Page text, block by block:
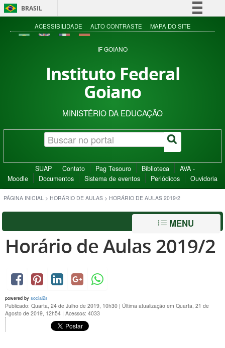
BRASIL
Simplifique!
Acesso à informação
ACESSIBILIDADE ALTO CONTRASTE MAPA DO SITE
IF GOIANO
Instituto Federal
Goiano
MINISTÉRIO DA EDUCAÇÃO
SUAP Contato Pag Tesouro Biblioteca
AVA -
Moodle
Documentos Sistema de eventos Periódicos Ouvidoria
PÁGINA INICIAL > HORÁRIO DE AULAS > HORÁRIO DE AULAS 2019/2
MENU
Horário de Aulas 2019/2
powered by social2s
Publicado: Quarta, 24 de Julho de 2019, 10h30 | Última atualização em Quarta, 21 de
Agosto de 2019, 12h54 | Acessos: 4033